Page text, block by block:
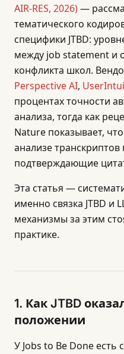
AIR-RES, 2026)—
тематического
специфики JTBD:
между job statement и
конфликта школ.
Perspective AI,
процентах точности
анализа, тогда как
Nature показывает,
анализе
подтверждающие
Эта статья —
именно связка JTBD и
механизмы за этим
практике.
1. Как JTBD
положении
У Jobs to Be Done есть